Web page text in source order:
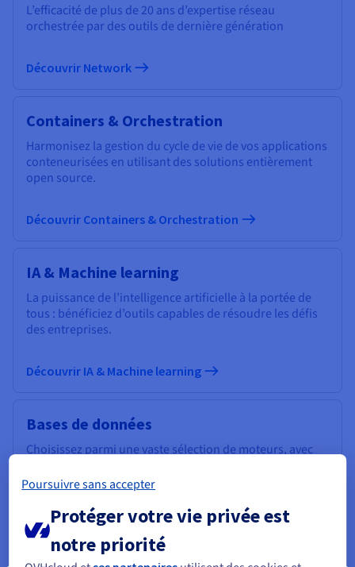
L’efficacité de plus de 20 ans d’expertise réseau
orchestrée par des outils de dernière génération
Découvrir Network
Containers & Orchestration
Harmonisez la gestion du cycle de vie de vos applications
conteneurisées en utilisant des solutions entièrement
open source.
Découvrir Containers & Orchestration
IA & Machine learning
La puissance de l’intelligence artificielle à la portée de
tous : bénéficiez d’outils capables de résoudre les défis
des entreprises.
Découvrir IA & Machine learning
Bases de données
Choisissez parmi une vaste sélection de moteurs, avec
Découvrir Cloud Databases
Analytics
Poursuivre sans accepter
Protéger votre vie privée est
notre priorité